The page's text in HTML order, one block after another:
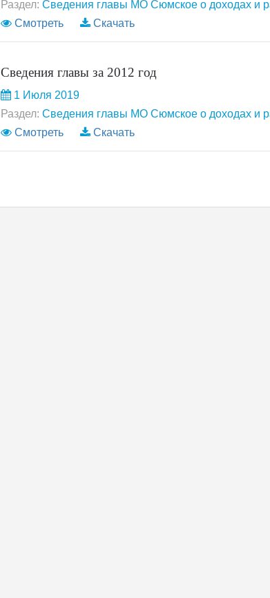
Раздел: Сведения главы МО Сюмское о доходах и
Смотреть
Скачать
Сведения главы за 2012 год
1 Июля 2019
Раздел: Сведения главы МО Сюмское о доходах и
Смотреть
Скачать